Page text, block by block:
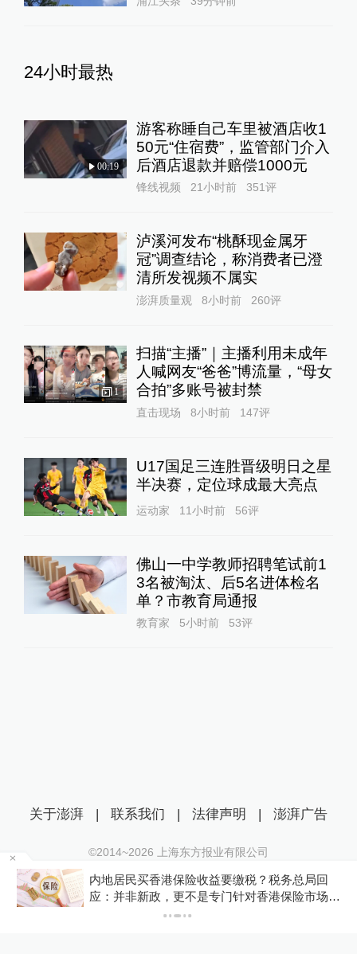
24小时最热
00:19
游客称睡自己车里被酒店收1
50元“住宿费”，监管部门介入
后酒店退款并赔偿1000元
锋线视频 21小时前 351评
泸溪河发布“桃酥现金属牙
冠”调查结论，称消费者已澄
清所发视频不属实
澎湃质量观 8小时前 260评
1
扫描“主播”｜主播利用未成年
人喊网友“爸爸”博流量，“母女
合拍”多账号被封禁
直击现场 8小时前 147评
U17国足三连胜晋级明日之星
半决赛，定位球成最大亮点
运动家 11小时前 56评
佛山一中学教师招聘笔试前1
3名被淘汰、后5名进体检名
单？市教育局通报
教育家 5小时前 53评
内地居民买香港保险收益要缴税？税务总局回
应：并非新政，更不是专门针对香港保险市场，
关于澎湃 | 联系我们 | 法律声明 | 澎湃广告
©2014~2026 上海东方报业有限公司
沪ICP证：沪B2-20170116 | 沪ICP备14003370号
互联网新闻信息服务许可证：31120170006
沪公网安备 31010602000299号